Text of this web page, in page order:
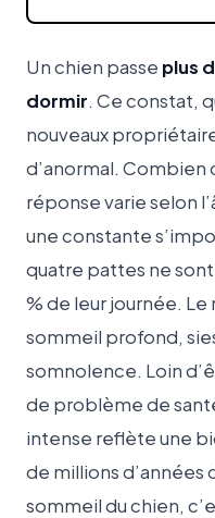
Un chien passe plus
dormir. Ce constat,
nouveaux
d’anormal. Combien
réponse varie selon
une constante
quatre pattes ne
% de leur journée.
sommeil profond,
somnolence. Loin
de problème de
intense reflète une
de millions
sommeil du chien,